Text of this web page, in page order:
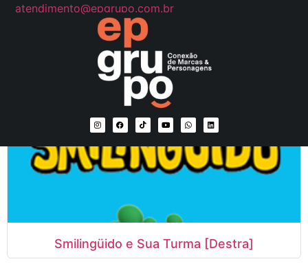
UCLA [Destra]
Smilingüido e Sua Turma [Destra]
atendimento@epgrupo.com.br